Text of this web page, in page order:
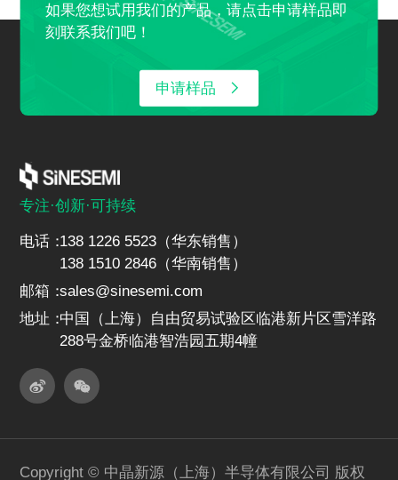
如果您想试用我们的产品，请点击申请样品即
刻联系我们吧！
申请样品
专注·创新·可持续
电话：138 1226 5523（华东销售）
138 1510 2846（华南销售）
邮箱：sales@sinesemi.com
地址：中国（上海）自由贸易试验区临港新片区雪洋路
288号金桥临港智浩园五期4幢
Copyright © 中晶新源（上海）半导体有限公司 版权